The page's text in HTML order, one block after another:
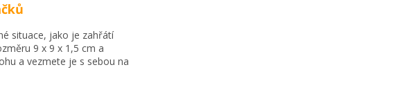
situace, jako je zahřátí
9 x 9 x 1,5 cm a
a vezmete je s sebou na